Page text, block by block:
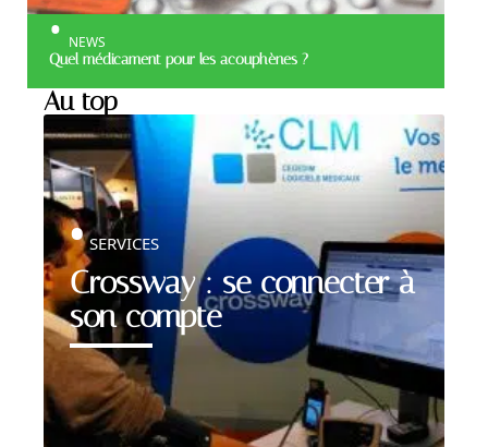
NEWS
Quel médicament pour les acouphènes ?
Au top
Crossway : se connecter à
son compte
SERVICES